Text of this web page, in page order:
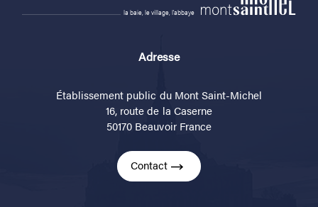
la baie, le village, l'abbaye
Adresse
Établissement public du Mont Saint-Michel
16, route de la Caserne
50170 Beauvoir France
Contact